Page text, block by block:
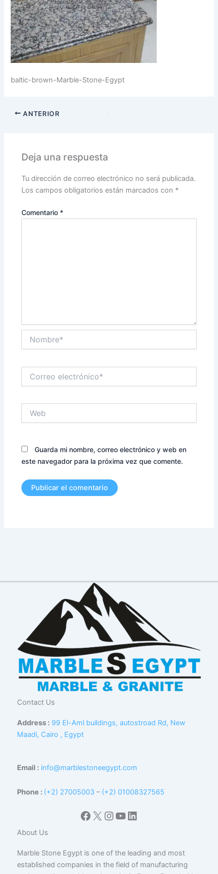
baltic-brown-Marble-Stone-Egypt
ANTERIOR
Deja una respuesta
Tu dirección de correo electrónico no será publicada.
Los campos obligatorios están marcados con *
Comentario *
electrónico*
Guarda mi nombre, correo electrónico y web en
este navegador para la próxima vez que comente.
Contact Us
Address : 99 El-Aml buildings, autostroad Rd, New
Maadi, Cairo , Egypt
Email : info@marblestoneegypt.com
Phone : (+2) 27005003 – (+2) 01008327565
Facebook
X Instagram
YouTube
LinkedIn
About Us
Marble Stone Egypt is one of the leading and most
established companies in the field of manufacturing